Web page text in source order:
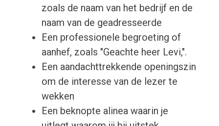
zoals de naam van het bedrijf en de
naam van de geadresseerde
Een professionele begroeting of
aanhef, zoals "Geachte heer Levi,".
Een aandachttrekkende openingszin
om de interesse van de lezer te
wekken
Een beknopte alinea waarin je